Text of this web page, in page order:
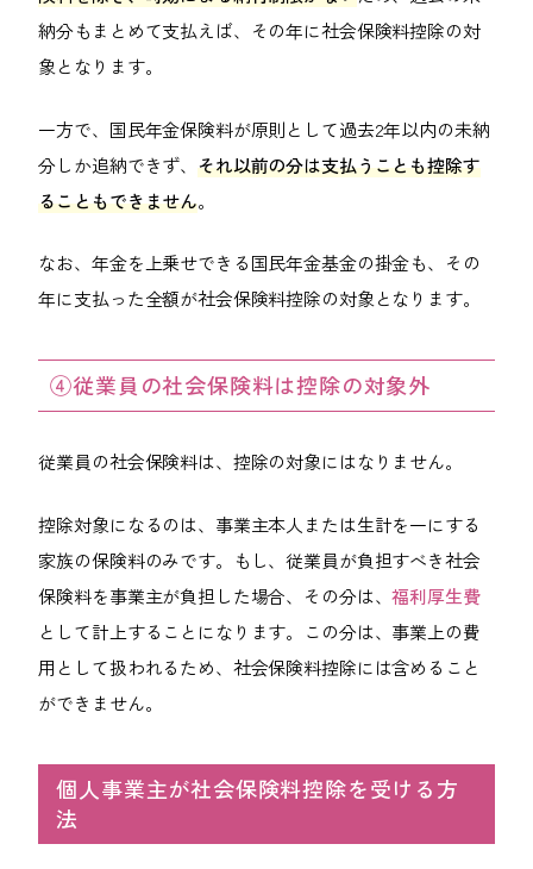
納分もまとめて支払えば、その年に社会保険料控除の対
象となります。
一方で、国民年金保険料が原則として過去2年以内の未納
分しか追納できず、それ以前の分は支払うことも控除す
ることもできません。
なお、年金を上乗せできる国民年金基金の掛金も、その
年に支払った全額が社会保険料控除の対象となります。
④従業員の社会保険料は控除の対象外
従業員の社会保険料は、控除の対象にはなりません。
控除対象になるのは、事業主本人または生計を一にする
家族の保険料のみです。もし、従業員が負担すべき社会
保険料を事業主が負担した場合、その分は、福利厚生費
として計上することになります。この分は、事業上の費
用として扱われるため、社会保険料控除には含めること
ができません。
個人事業主が社会保険料控除を受ける方
法